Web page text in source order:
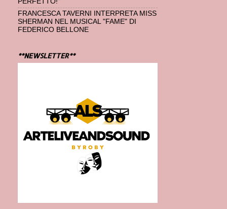
FRANCESCA TAVERNI INTERPRETA MISS
SHERMAN NEL MUSICAL "FAME" DI
FEDERICO BELLONE
**NEWSLETTER**